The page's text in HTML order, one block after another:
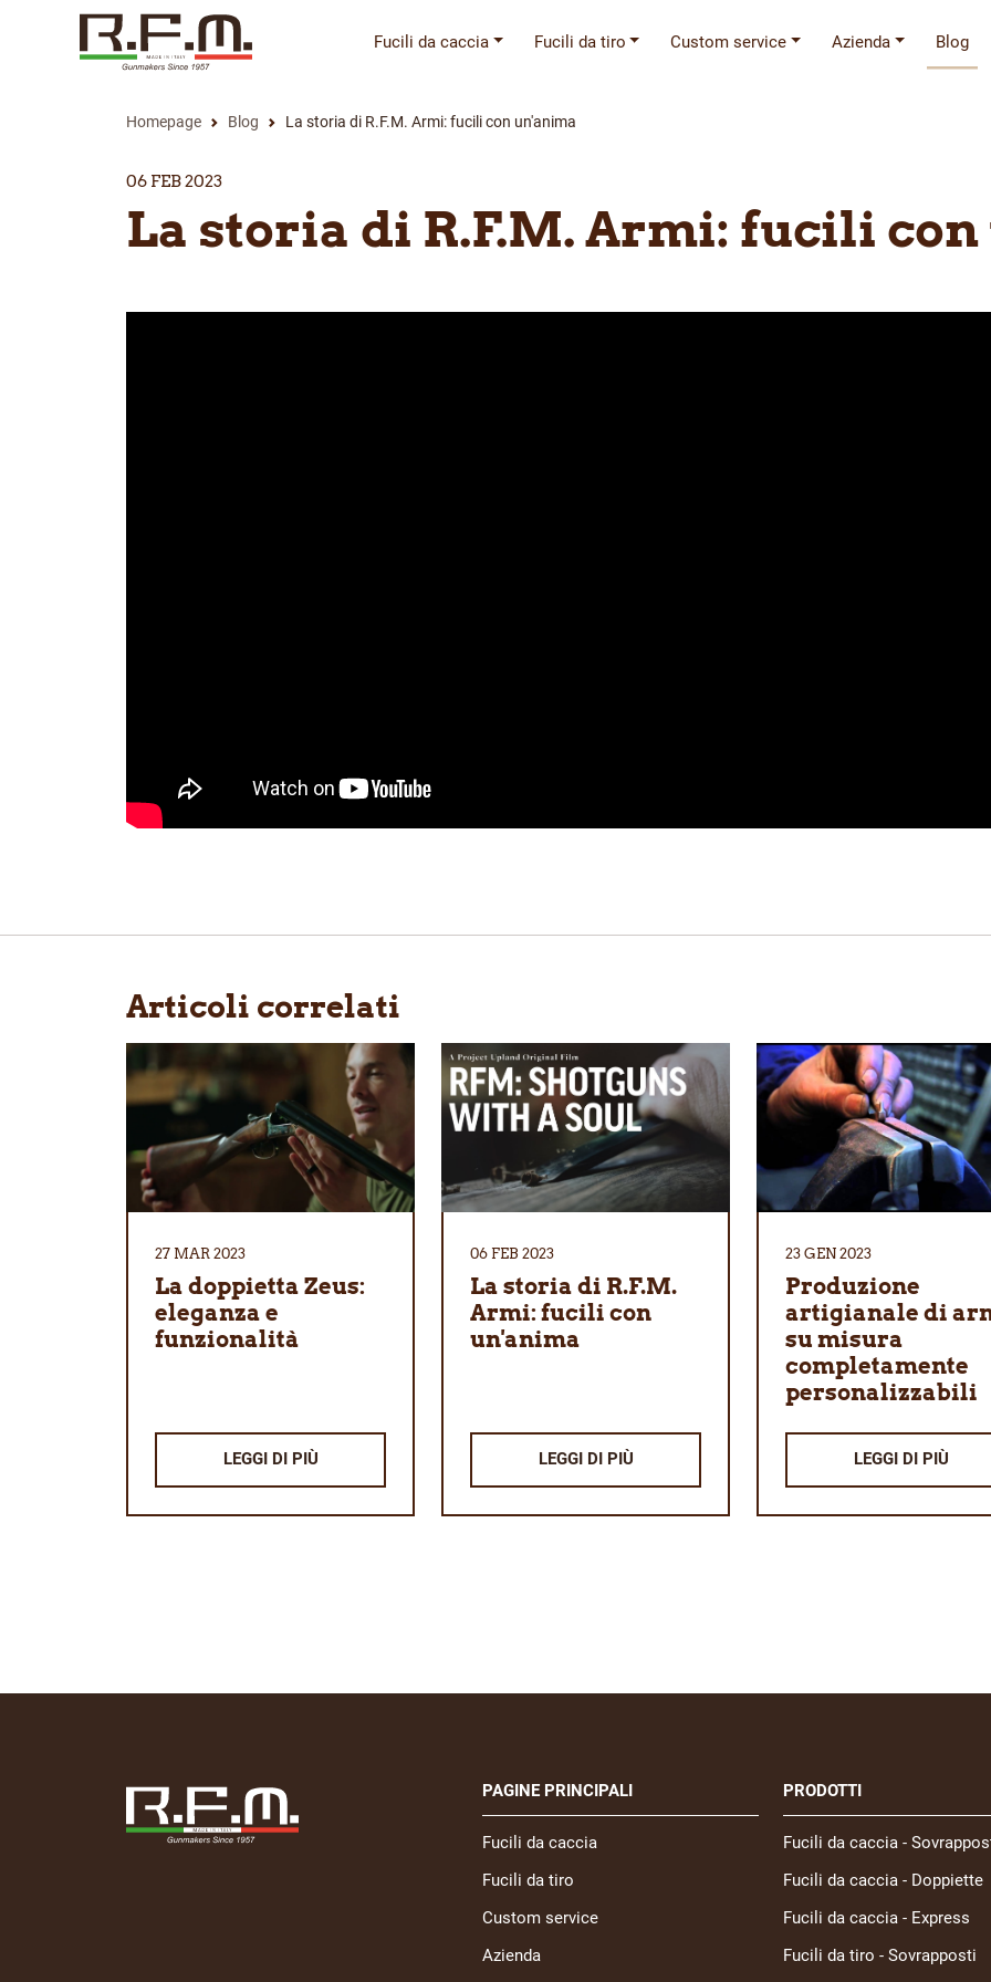
Fucili da caccia Fucili da tiro Custom service Azienda Blog
Homepage Blog La storia di R.F.M. Armi: fucili con un'anima
06 FEB 2023
La storia di R.F.M. Armi: fucili
Articoli correlati
27 MAR 2023
La doppietta Zeus:
eleganza e
funzionalità
LEGGI DI PIÙ
06 FEB 2023
La storia di R.F.M.
Armi: fucili con
un'anima
LEGGI DI PIÙ
23 GEN 2023
Produzione
artigianale di
su misura
completamente
personalizzabili
LEGGI DI PIÙ
PAGINE PRINCIPALI
Fucili da caccia
Fucili da tiro
Custom service
Azienda
PRODOTTI
Fucili da caccia -
Fucili da caccia - Doppiette
Fucili da caccia - Express
Fucili da tiro - Sovrapposti